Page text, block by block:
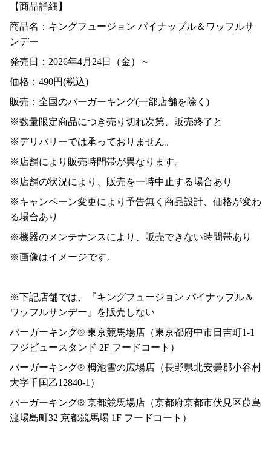
【商品詳細】
商品名：キングフュージョン パイナップル＆ワッフルサ
ンデー
発売日：2026年4月24日（金）～
価格：490円(税込)
販売：全国のバーガーキング(一部店舗を除く)
※数量限定商品につき売り切れ次第、販売終了と
※デリバリーでは承っておりません。
※店舗により販売時間帯が異なります。
※店舗の状況により、販売を一時中止する場合あり
※キャンペーン変更により予告無く商品設計、価格が変わ
る場合あり
※機器のメンテナンスにより、販売できない時間帯あり
※画像はイメージです。
※下記店舗では、『キングフュージョン パイナップル＆
ワッフルサンデー』を販売しない
バーガーキング® 東京競馬場店（東京都府中市日吉町1-1
フジビュースタンド 2F フードコート）
バーガーキング® 栂池雪の広場店（長野県北安曇郡小谷村
大字千国乙12840-1）
バーガーキング® 京都競馬場店（京都府京都市伏見区葭島
渡場島町32 京都競馬場 1F フードコート）